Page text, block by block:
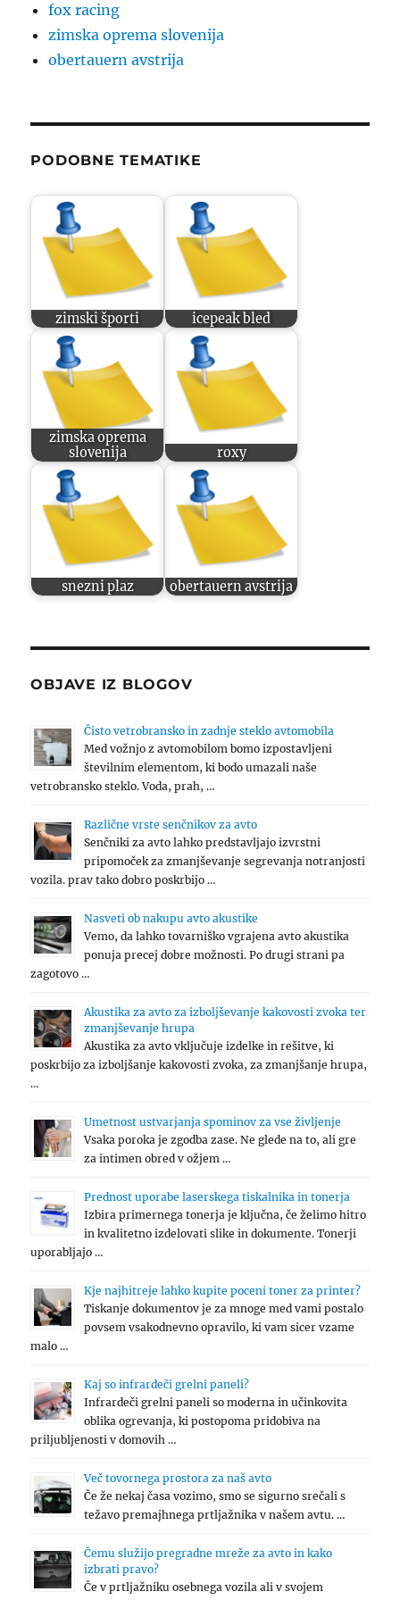
fox racing
zimska oprema slovenija
obertauern avstrija
PODOBNE TEMATIKE
zimski športi icepeak bled
zimska oprema
slovenija
roxy
snezni plaz obertauern avstrija
OBJAVE IZ BLOGOV
Čisto vetrobransko in zadnje steklo avtomobila
Med vožnjo z avtomobilom bomo izpostavljeni
številnim elementom, ki bodo umazali naše
vetrobransko steklo. Voda, prah, …
Različne vrste senčnikov za avto
Senčniki za avto lahko predstavljajo izvrstni
pripomoček za zmanjševanje segrevanja notranjosti
vozila. prav tako dobro poskrbijo …
Nasveti ob nakupu avto akustike
Vemo, da lahko tovarniško vgrajena avto akustika
ponuja precej dobre možnosti. Po drugi strani pa
zagotovo …
Akustika za avto za izboljševanje kakovosti zvoka ter
zmanjševanje hrupa
Akustika za avto vključuje izdelke in rešitve, ki
poskrbijo za izboljšanje kakovosti zvoka, za zmanjšanje hrupa,
…
Umetnost ustvarjanja spominov za vse življenje
Vsaka poroka je zgodba zase. Ne glede na to, ali gre
za intimen obred v ožjem …
Prednost uporabe laserskega tiskalnika in tonerja
Izbira primernega tonerja je ključna, če želimo hitro
in kvalitetno izdelovati slike in dokumente. Tonerji
uporabljajo …
Kje najhitreje lahko kupite poceni toner za printer?
Tiskanje dokumentov je za mnoge med vami postalo
povsem vsakodnevno opravilo, ki vam sicer vzame
malo …
Kaj so infrardeči grelni paneli?
Infrardeči grelni paneli so moderna in učinkovita
oblika ogrevanja, ki postopoma pridobiva na
priljubljenosti v domovih …
Več tovornega prostora za naš avto
Če že nekaj časa vozimo, smo se sigurno srečali s
težavo premajhnega prtljažnika v našem avtu. …
Čemu služijo pregradne mreže za avto in kako
izbrati pravo?
Če v prtljažniku osebnega vozila ali v svojem